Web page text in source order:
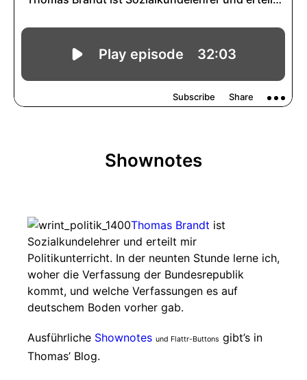
Shownotes
Thomas Brandt ist
Sozialkundelehrer und erteilt mir
Politikunterricht. In der neunten Stunde lerne ich,
woher die Verfassung der Bundesrepublik
kommt, und welche Verfassungen es auf
deutschem Boden vorher gab.
Ausführliche Shownotes und Flattr-Buttons gibt’s in
Thomas’ Blog.